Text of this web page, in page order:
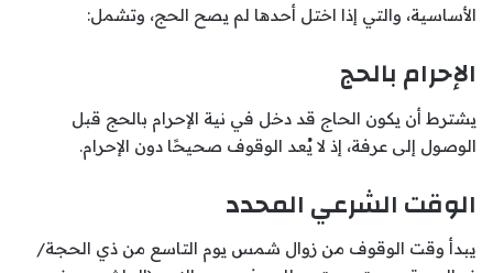
الأساسية، والتي إذا اختل أحدها لم يصح الحج، وتشمل:
الإحرام بالحج
يشترط أن يكون الحاج قد دخل في نية الإحرام بالحج قبل
الوصول إلى عرفة، إذ لا يُعد الوقوف صحيحًا دون الإحرام.
الوقت الشرعي المحدد
يبدأ وقت الوقوف من زوال شمس يوم التاسع من ذي الحجة/